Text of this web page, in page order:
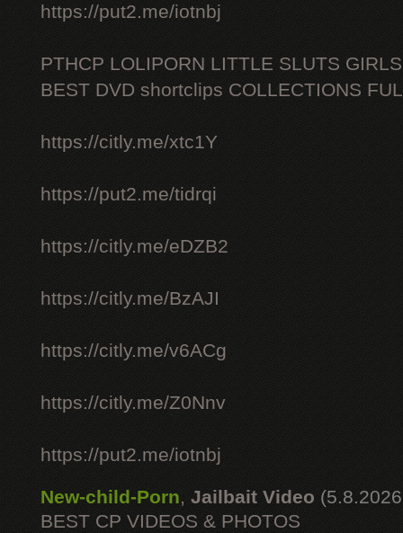
https://put2.me/iotnbj
PTHCP LOLIPORN LITTLE SLUTS
BEST DVD shortclips COLLECTIONS
https://citly.me/xtc1Y
https://put2.me/tidrqi
https://citly.me/eDZB2
https://citly.me/BzAJI
https://citly.me/v6ACg
https://citly.me/Z0Nnv
https://put2.me/iotnbj
New-child-Porn, Jailbait Video
BEST CP VIDEOS & PHOTOS